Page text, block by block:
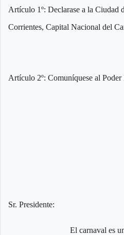
Artículo 1º: Declarase a la Ciudad
Corrientes, Capital Nacional del
Artículo 2º: Comuníquese al
Sr. Presidente:
El carnaval es una